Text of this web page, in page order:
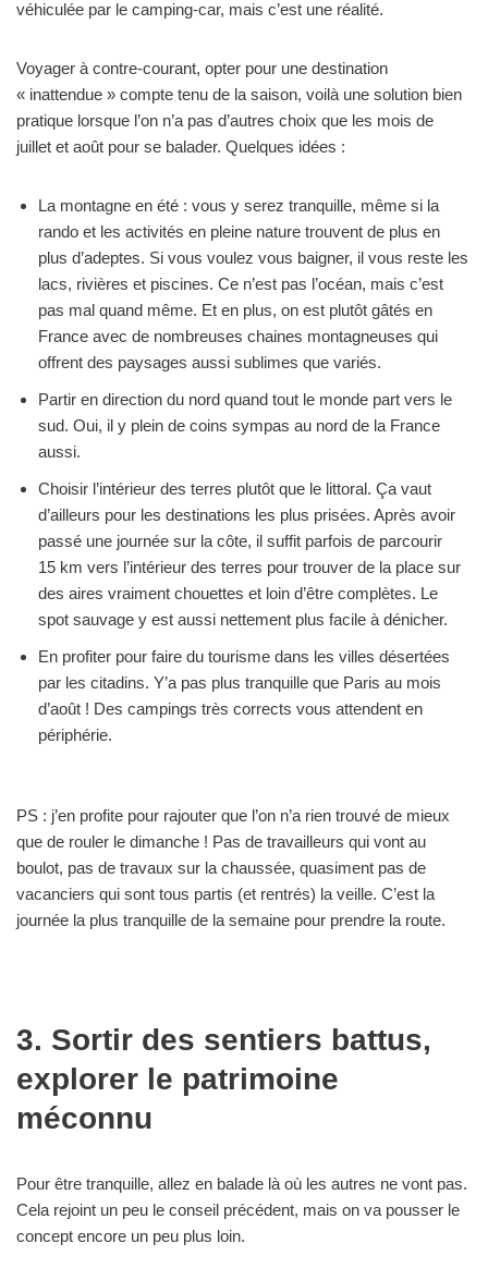
véhiculée par le camping-car, mais c’est une réalité.
Voyager à contre-courant, opter pour une destination
« inattendue » compte tenu de la saison, voilà une solution bien
pratique lorsque l’on n’a pas d’autres choix que les mois de
juillet et août pour se balader. Quelques idées :
La montagne en été : vous y serez tranquille, même si la
rando et les activités en pleine nature trouvent de plus en
plus d’adeptes. Si vous voulez vous baigner, il vous reste les
lacs, rivières et piscines. Ce n’est pas l’océan, mais c’est
pas mal quand même. Et en plus, on est plutôt gâtés en
France avec de nombreuses chaines montagneuses qui
offrent des paysages aussi sublimes que variés.
Partir en direction du nord quand tout le monde part vers le
sud. Oui, il y plein de coins sympas au nord de la France
aussi.
Choisir l’intérieur des terres plutôt que le littoral. Ça vaut
d’ailleurs pour les destinations les plus prisées. Après avoir
passé une journée sur la côte, il suffit parfois de parcourir
15 km vers l’intérieur des terres pour trouver de la place sur
des aires vraiment chouettes et loin d’être complètes. Le
spot sauvage y est aussi nettement plus facile à dénicher.
En profiter pour faire du tourisme dans les villes désertées
par les citadins. Y’a pas plus tranquille que Paris au mois
d’août ! Des campings très corrects vous attendent en
périphérie.
PS : j’en profite pour rajouter que l’on n’a rien trouvé de mieux
que de rouler le dimanche ! Pas de travailleurs qui vont au
boulot, pas de travaux sur la chaussée, quasiment pas de
vacanciers qui sont tous partis (et rentrés) la veille. C’est la
journée la plus tranquille de la semaine pour prendre la route.
3. Sortir des sentiers battus,
explorer le patrimoine
méconnu
Pour être tranquille, allez en balade là où les autres ne vont pas.
Cela rejoint un peu le conseil précédent, mais on va pousser le
concept encore un peu plus loin.